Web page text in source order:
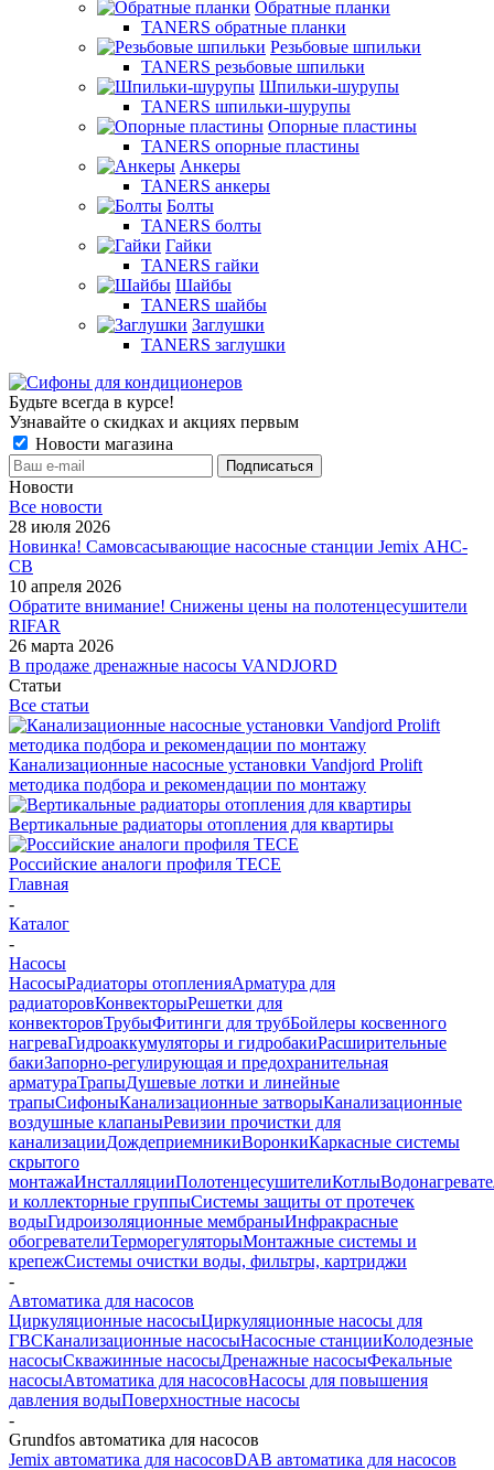
Обратные планки
TANERS обратные планки
Резьбовые шпильки
TANERS резьбовые шпильки
Шпильки-шурупы
TANERS шпильки-шурупы
Опорные пластины
TANERS опорные пластины
Анкеры
TANERS анкеры
Болты
TANERS болты
Гайки
TANERS гайки
Шайбы
TANERS шайбы
Заглушки
TANERS заглушки
Будьте всегда в курсе!
Узнавайте о скидках и акциях первым
Новости магазина
Новости
Все новости
28 июля 2026
Новинка! Самовсасывающие насосные станции Jemix АНС-
СВ
10 апреля 2026
Обратите внимание! Снижены цены на полотенцесушители
RIFAR
26 марта 2026
В продаже дренажные насосы VANDJORD
Статьи
Все статьи
Канализационные насосные установки Vandjord Prolift
методика подбора и рекомендации по монтажу
Вертикальные радиаторы отопления для квартиры
Российские аналоги профиля TECE
Главная
-
Каталог
-
Насосы
НасосыРадиаторы отопленияАрматура для
радиаторовКонвекторыРешетки для
конвекторовТрубыФитинги для трубБойлеры косвенного
нагреваГидроаккумуляторы и гидробакиРасширительные
бакиЗапорно-регулирующая и предохранительная
арматураТрапыДушевые лотки и линейные
трапыСифоныКанализационные затворыКанализационные
воздушные клапаныРевизии прочистки для
канализацииДождеприемникиВоронкиКаркасные системы
скрытого
монтажаИнсталляцииПолотенцесушителиКотлы
и коллекторные группыСистемы защиты от протечек
водыГидроизоляционные мембраныИнфракрасные
обогревателиТерморегуляторыМонтажные системы и
крепежСистемы очистки воды, фильтры, картриджи
-
Автоматика для насосов
Циркуляционные насосыЦиркуляционные насосы для
ГВСКанализационные насосыНасосные станцииКолодезные
насосыСкважинные насосыДренажные насосыФекальные
насосыАвтоматика для насосовНасосы для повышения
давления водыПоверхностные насосы
-
Grundfos автоматика для насосов
Jemix автоматика для насосовDAB автоматика для насосов